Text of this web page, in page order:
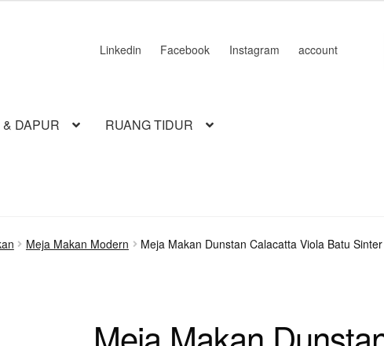
Linkedin Facebook Instagram account
DAPUR RUANG TIDUR
Meja Makan Modern Meja Makan Dunstan Calacatta Viola Batu